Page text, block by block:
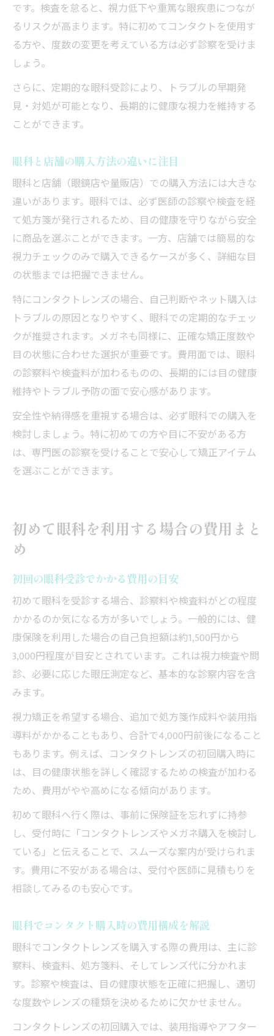
です。検査を怠ると、視力低下や重篤な眼疾患につなが
るリスクが高まります。特に初めてコンタクトを使用す
る方や、度数の変更を考えている方は必ず診察を受けま
しょう。
さらに、定期的な眼科受診により、トラブルの早期発
見・対処が可能となり、長期的に健康な視力を維持する
ことができます。
眼科と店舗の購入方法の違いに注目
眼科と店舗（眼鏡店や量販店）での購入方法には大きな
違いがあります。眼科では、必ず医師の診察や検査を経
て処方箋が発行されるため、目の健康を守りながら安全
に商品を選ぶことができます。一方、店舗では簡易的な
視力チェックのみで購入できるケースが多く、詳細な目
の状態までは把握できません。
特にコンタクトレンズの場合、自己判断やネット購入は
トラブルの原因となりやすく、眼科での定期的なチェッ
クが推奨されます。メガネも同様に、正確な矯正度数や
目の状態に合わせた選択が重要です。費用面では、眼科
の診察料や検査料が加わるものの、長期的には目の健康
維持やトラブル予防の面で安心感があります。
安全性や納得感を重視する場合は、必ず眼科での購入を
検討しましょう。特に初めての方や目に不安がある方
は、専門医の診察を受けることで安心して矯正アイテム
を選ぶことができます。
初めて眼科を利用する場合の費用まと
め
初回の眼科受診でかかる費用の目安
初めて眼科を受診する場合、診察料や検査料がどの程度
かかるのか気になる方が多いでしょう。一般的には、健
康保険を利用した場合の自己負担額は約1,500円から
3,000円程度が目安とされています。これは視力検査や問
診、必要に応じた眼圧測定など、基本的な診察内容を含
みます。
視力矯正を希望する場合、追加で処方箋作成料や装用指
導料がかかることもあり、合計で4,000円前後になること
もあります。例えば、コンタクトレンズの初回購入時に
は、目の健康状態を詳しく確認するための検査が加わる
ため、費用がやや高めになる傾向があります。
初めて眼科へ行く際は、事前に保険証を忘れずに持参
し、受付時に「コンタクトレンズやメガネ購入を検討し
ている」と伝えることで、スムーズな案内が受けられま
す。費用に不安がある場合は、受付や医師に見積もりを
相談してみるのも安心です。
眼科でコンタクト購入時の費用構成を解説
眼科でコンタクトレンズを購入する際の費用は、主に診
察料、検査料、処方箋料、そしてレンズ代に分かれま
す。診察や検査は、目の健康状態を正確に把握し、適切
な度数やレンズの種類を決めるために欠かせません。
コンタクトレンズの初回購入では、装用指導やアフター